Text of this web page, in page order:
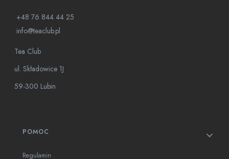
+48 76 844 44 25
info@teaclub.pl
Tea Club
ul. Składowice 1J
59-300 Lubin
Linki w stopce
POMOC
Regulamin